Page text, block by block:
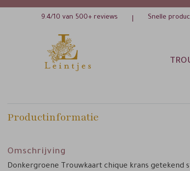
9.4/10 van 500+ reviews Snelle
Productinformatie
Omschrijving
Donkergroene Trouwkaart chique krans getekend